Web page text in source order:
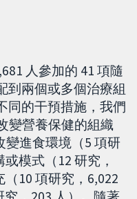
人參加的 41 項隨
到兩個或多個治療組
同的干預措施，我們
變營養保健的組織
變進食環境（5 項研
模式（12 研究，
10 項研究，6,022